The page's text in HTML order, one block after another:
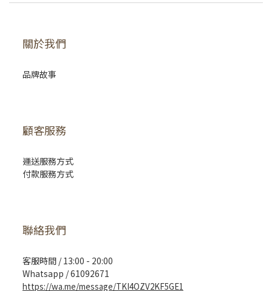
關於我們
品牌故事
顧客服務
運送服務方式
付款服務方式
聯絡我們
客服時間 / 13:00 - 20:00
Whatsapp / 61092671
https://wa.me/message/TKI4OZV2KF5GE1